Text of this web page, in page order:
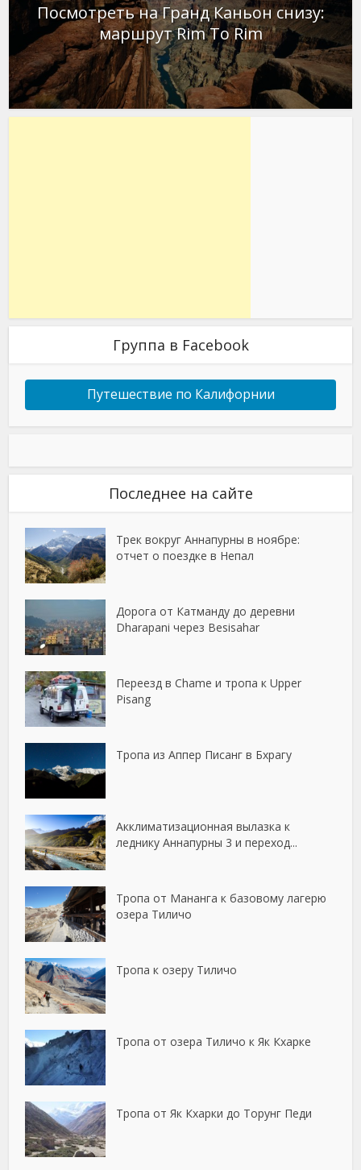
Посмотреть на Гранд Каньон снизу:
маршрут Rim To Rim
Группа в Facebook
Путешествие по Калифорнии
Последнее на сайте
Трек вокруг Аннапурны в ноябре:
отчет о поездке в Непал
Дорога от Катманду до деревни
Dharapani через Besisahar
Переезд в Chame и тропа к Upper
Pisang
Тропа из Аппер Писанг в Бхрагу
Акклиматизационная вылазка к
леднику Аннапурны 3 и переход...
Тропа от Мананга к базовому лагерю
озера Тиличо
Тропа к озеру Тиличо
Тропа от озера Тиличо к Як Кхарке
Тропа от Як Кхарки до Торунг Педи